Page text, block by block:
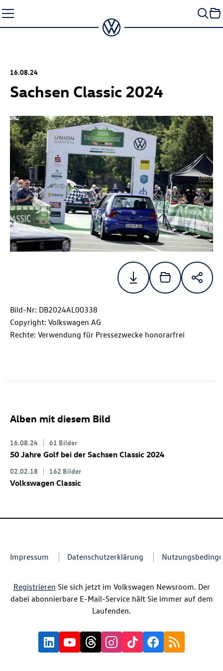
Seiteninhalt
springen
16.08.24
Sachsen Classic 2024
Bild-Nr: DB2024AL00338
Copyright: Volkswagen AG
Rechte: Verwendung für Pressezwecke honorarfrei
Alben mit diesem Bild
16.08.24 61 Bilder
50 Jahre Golf bei der Sachsen Classic 2024
02.02.18 162 Bilder
Volkswagen Classic
Impressum Datenschutzerklärung
Registrieren Sie sich jetzt im Volkswagen Newsroom. Der
dabei abonnierbare E-Mail-Service hält Sie immer auf dem
Laufenden.